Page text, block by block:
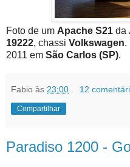
Foto de um Apache S21 da
19222, chassi Volkswagen.
2011 em São Carlos (SP).
Fabio às 23:00 12
Compartilhar
Paradiso 1200 -